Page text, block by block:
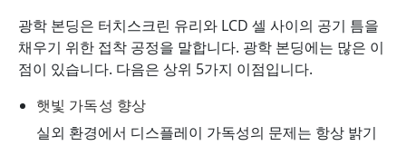
광학 본딩은 터치스크린 유리와 LCD 셀 사이의 공기 틈을
채우기 위한 접착 공정을 말합니다. 광학 본딩에는 많은 이
점이 있습니다. 다음은 상위 5가지 이점입니다.
햇빛 가독성 향상
실외 환경에서 디스플레이 가독성의 문제는 항상 밝기